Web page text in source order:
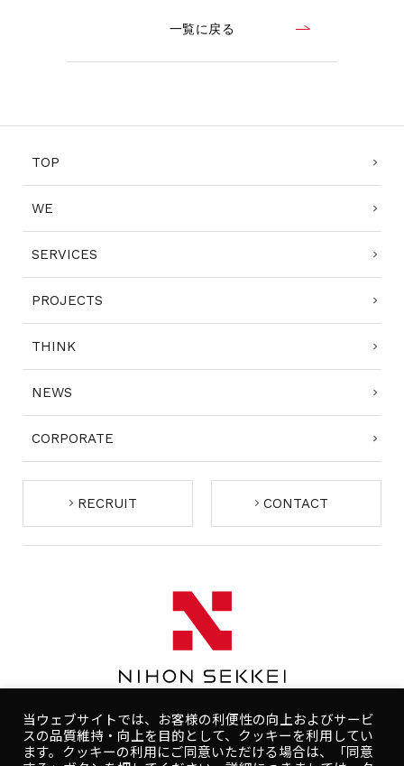
一覧に戻る
TOP
WE
SERVICES
PROJECTS
THINK
NEWS
CORPORATE
RECRUIT CONTACT
当ウェブサイトでは、お客様の利便性の向上およびサービ
スの品質維持・向上を目的として、クッキーを利用してい
ます。クッキーの利用にご同意いただける場合は、「同意